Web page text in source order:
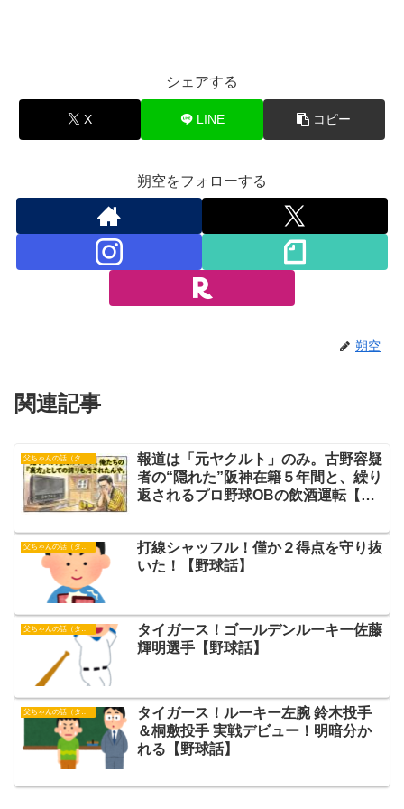
シェアする
X LINE コピー
朔空をフォローする
朔空
関連記事
父ちゃんの話（タイガース）
報道は「元ヤクルト」のみ。古野容疑
者の“隠れた”阪神在籍５年間と、繰り
返されるプロ野球OBの飲酒運転【野
打線シャッフル！僅か２得点を守り抜
いた！【野球話】
父ちゃんの話（タイガース）
タイガース！ゴールデンルーキー佐藤
輝明選手【野球話】
父ちゃんの話（タイガース）
タイガース！ルーキー左腕 鈴木投手
＆桐敷投手 実戦デビュー！明暗分か
れる【野球話】